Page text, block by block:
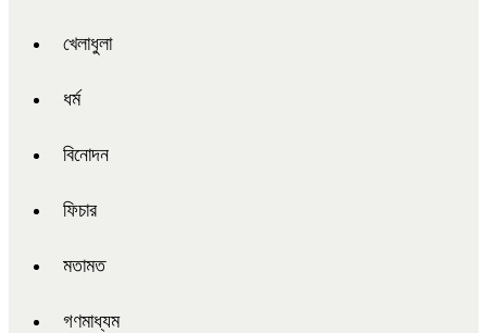
খেলাধুলা
ধর্ম
বিনোদন
ফিচার
মতামত
গণমাধ্যম